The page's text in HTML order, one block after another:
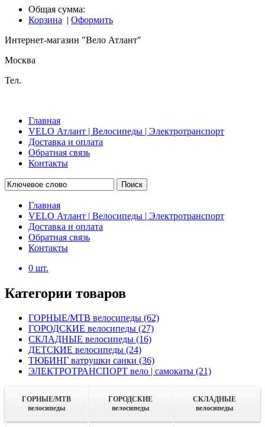
Общая сумма:
Корзина | Оформить
Интернет-магазин "Вело Атлант"
Москва
Тел.
Главная
VELO Атлант | Велосипеды | Электротранспорт
Доставка и оплата
Обратная связь
Контакты
Поиск
Главная
VELO Атлант | Велосипеды | Электротранспорт
Доставка и оплата
Обратная связь
Контакты
0 шт.
Категории товаров
ГОРНЫЕ/MTB велосипеды (62)
ГОРОДСКИЕ велосипеды (27)
СКЛАДНЫЕ велосипеды (16)
ДЕТСКИЕ велосипеды (24)
ТЮБИНГ ватрушки санки (36)
ЭЛЕКТРОТРАНСПОРТ вело | самокаты (21)
ГОРНЫЕ/MTB
велосипеды
ГОРОДСКИЕ
велосипеды
СКЛАДНЫЕ
велосипеды